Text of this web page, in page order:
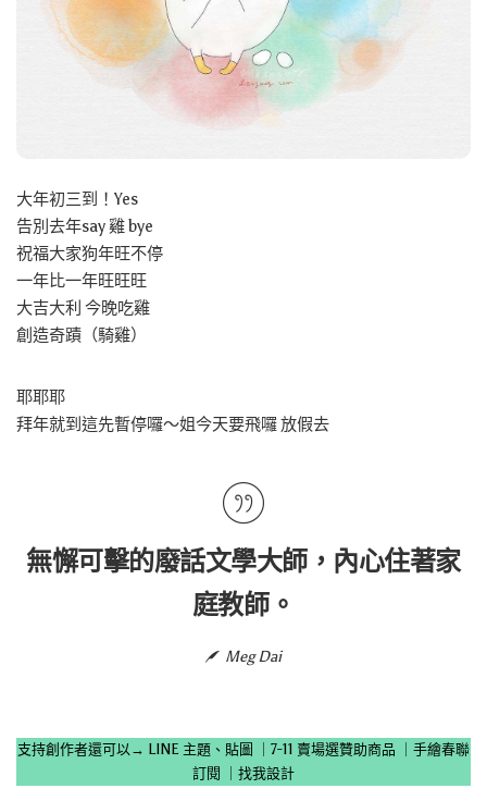
大年初三到！Yes
告別去年say 雞 bye
祝福大家狗年旺不停
一年比一年旺旺旺
大吉大利 今晚吃雞
創造奇蹟（騎雞）
耶耶耶
拜年就到這先暫停囉～姐今天要飛囉 放假去
無懈可擊的廢話文學大師，內心住著家
庭教師。
Meg Dai
支持創作者還可以→ LINE 主題、貼圖 7-11 賣場選贊助商品
手繪春聯
訂閱
找我設計